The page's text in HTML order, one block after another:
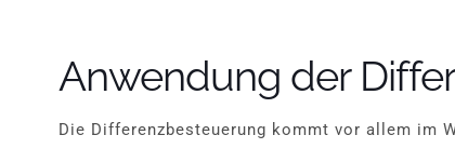
Anwendung der
Die Differenzbesteuerung kommt vor allem im